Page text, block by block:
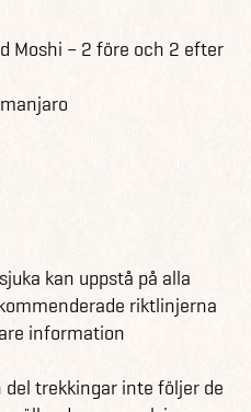
Moshi – 2 före och 2 efter
kan uppstå på alla
riktlinjerna
information
trekkingar inte följer de